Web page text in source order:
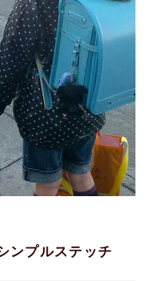
ンプルステッチ